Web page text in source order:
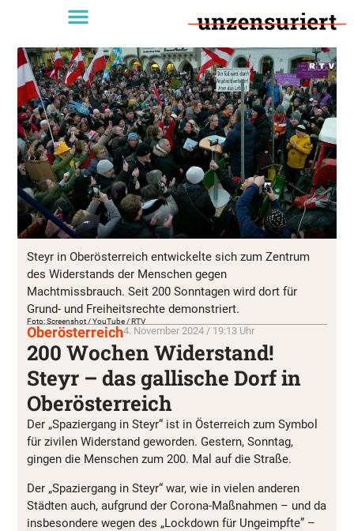
Steyr in Oberösterreich entwickelte sich zum Zentrum
des Widerstands der Menschen gegen
Machtmissbrauch. Seit 200 Sonntagen wird dort für
Grund- und Freiheitsrechte demonstriert.
Foto: Screenshot / YouTube / RTV
Oberösterreich4. November 2024 / 19:13 Uhr
200 Wochen Widerstand!
Steyr – das gallische Dorf in
Oberösterreich
Der „Spaziergang in Steyr“ ist in Österreich zum Symbol
für zivilen Widerstand geworden. Gestern, Sonntag,
gingen die Menschen zum 200. Mal auf die Straße.
Der „Spaziergang in Steyr“ war, wie in vielen anderen
Städten auch, aufgrund der Corona-Maßnahmen – und da
insbesondere wegen des „Lockdown für Ungeimpfte” –